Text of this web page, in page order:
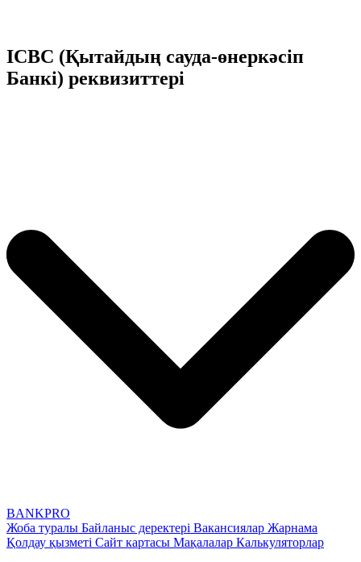
ICBC (Қытайдың сауда-өнеркәсіп
Банкі) реквизиттері
BANKPRO
Жоба туралы Байланыс деректері Вакансиялар Жарнама
Қолдау қызметі Сайт картасы Мақалалар Калькуляторлар